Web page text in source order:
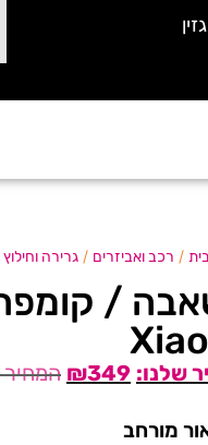
/ רכב ואביזרים / גרירה וחילוץ
₪349
מורחב